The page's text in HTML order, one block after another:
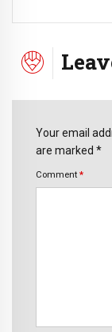
Your email
are marked *
Comment *